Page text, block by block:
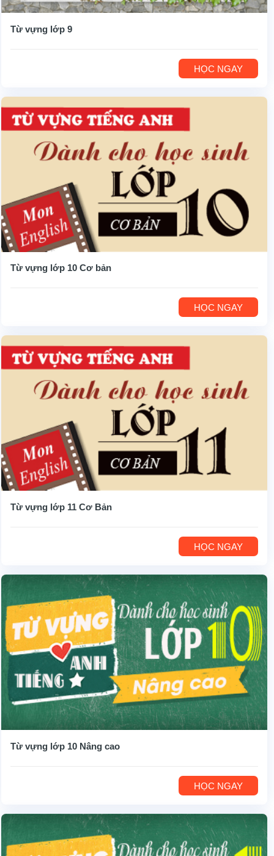
Từ vựng lớp 9
HỌC NGAY
Từ vựng lớp 10 Cơ bản
HỌC NGAY
Từ vựng lớp 11 Cơ Bản
HỌC NGAY
Từ vựng lớp 10 Nâng cao
HỌC NGAY